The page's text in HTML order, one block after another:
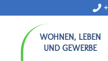
WOHNEN, LEBEN
UND GEWERBE